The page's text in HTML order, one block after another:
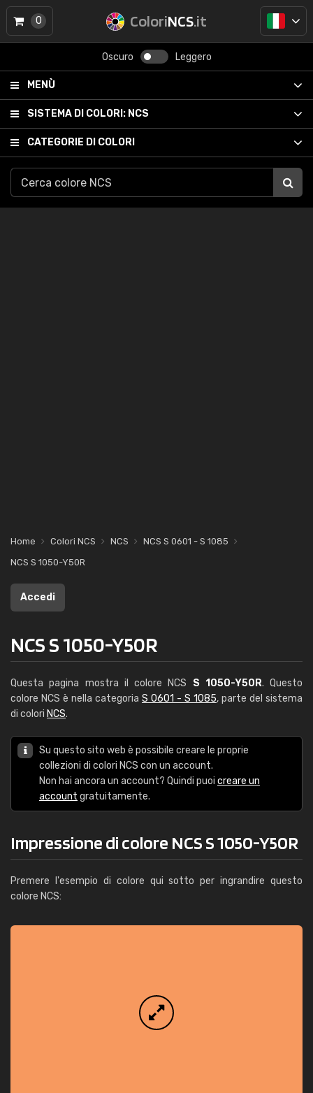
ColoriNCS.it
Oscuro Leggero
MENÙ
SISTEMA DI COLORI: NCS
CATEGORIE DI COLORI
0
Home Colori NCS NCS
NCS S 0601 - S 1085
NCS S 1050-Y50R
Accedi
NCS S 1050-Y50R
Questa pagina mostra il colore NCS S 1050-Y50R. Questo
colore NCS è nella categoria S 0601 - S 1085, parte del sistema
di colori NCS.
Su questo sito web è possibile creare le proprie
collezioni di colori NCS con un account.
Non hai ancora un account? Quindi puoi creare un
account gratuitamente.
Impressione di colore NCS S 1050-Y50R
Premere l'esempio di colore qui sotto per ingrandire questo
colore NCS: